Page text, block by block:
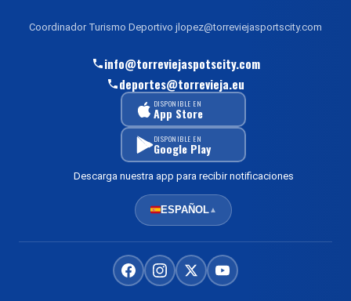
Coordinador Turismo Deportivo jlopez@torreviejasportscity.com
info@torreviejaspotscity.com
deportes@torrevieja.eu
DISPONIBLE EN
App Store
DISPONIBLE EN
Google Play
Descarga nuestra app para recibir notificaciones
ESPAÑOL▲